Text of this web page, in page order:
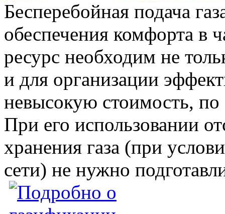
Бесперебойная подача
обеспечения комфорта в
ресурс необходим не
и для организации
невысокую стоимость, по
При его использовании
хранения газа (при
сети) не нужно